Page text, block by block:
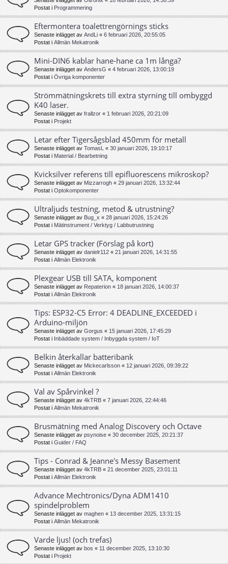
Postat i Programmering
Eftermontera toalettrengörnings sticks
Senaste inlägget av AndLi « 6 februari 2026, 20:55:05
Postat i Allmän Mekatronik
Mini-DIN6 kablar hane-hane ca 1m långa?
Senaste inlägget av AndersG « 4 februari 2026, 13:00:19
Postat i Övriga komponenter
Strömmätningskrets till extra styrning till ombyggd
K40 laser.
Senaste inlägget av frallzor « 1 februari 2026, 20:21:09
Postat i Projekt
Letar efter Tigersågsblad 450mm för metall
Senaste inlägget av TomasL « 30 januari 2026, 19:10:17
Postat i Material / Bearbetning
Kvicksilver referens till epifluorescens mikroskop?
Senaste inlägget av Mizzarrogh « 29 januari 2026, 13:32:44
Postat i Optokomponenter
Ultraljuds testning, metod & utrustning?
Senaste inlägget av Bug_x « 28 januari 2026, 15:24:26
Postat i Mätinstrument / Verktyg / Labbutrustning
Letar GPS tracker (Förslag på kort)
Senaste inlägget av danielr112 « 21 januari 2026, 14:31:55
Postat i Allmän Elektronik
Plexgear USB till SATA, komponent
Senaste inlägget av Repaterion « 18 januari 2026, 14:00:37
Postat i Allmän Elektronik
Tips: ESP32-C5 Error: 4 DEADLINE_EXCEEDED i
Arduino-miljön
Senaste inlägget av Gorgus « 15 januari 2026, 17:45:29
Postat i Inbäddade system / Inbyggda system / IoT
Belkin återkallar batteribank
Senaste inlägget av Mickecarlsson « 12 januari 2026, 09:39:22
Postat i Allmän Elektronik
Val av Spårvinkel ?
Senaste inlägget av 4kTRB « 7 januari 2026, 22:44:46
Postat i Allmän Mekatronik
Brusmätning med Analog Discovery och Octave
Senaste inlägget av psynoise « 30 december 2025, 20:21:37
Postat i Guider / FAQ
Tips - Conrad & Jeanne's Messy Basement
Senaste inlägget av 4kTRB « 21 december 2025, 23:01:11
Postat i Allmän Elektronik
Advance Mechtronics/Dyna ADM1410
spindelproblem
Senaste inlägget av maghen « 13 december 2025, 13:31:15
Postat i Allmän Mekatronik
Varde ljus! (och trefas)
Senaste inlägget av bos « 11 december 2025, 13:10:30
Postat i Projekt